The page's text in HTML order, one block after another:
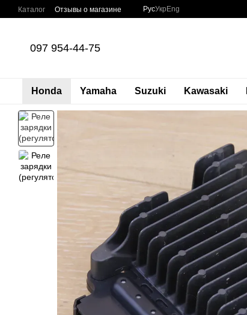
Перейти к основному контенту
Каталог Отзывы о магазине РусУкр Eng
097 954-44-75
Honda Yamaha Suzuki Kawasaki